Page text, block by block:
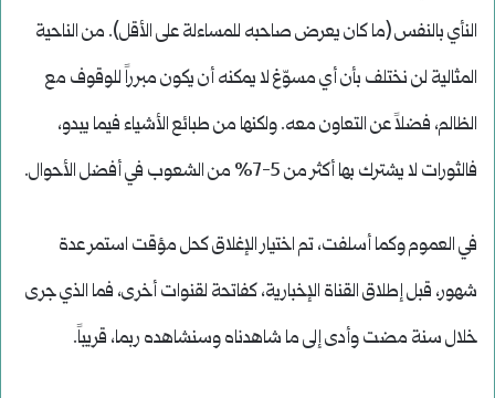
النأي بالنفس (ما كان يعرض صاحبه للمساءلة على الأقل). من الناحية
المثالية لن نختلف بأن أي مسوّغ لا يمكنه أن يكون مبرراً للوقوف مع
الظالم، فضلاً عن التعاون معه. ولكنها من طبائع الأشياء فيما يبدو،
فالثورات لا يشترك بها أكثر من 5-7% من الشعوب في أفضل الأحوال.
في العموم وكما أسلفت، تم اختيار الإغلاق كحل مؤقت استمر عدة
شهور، قبل إطلاق القناة الإخبارية، كفاتحة لقنوات أخرى، فما الذي جرى
خلال سنة مضت وأدى إلى ما شاهدناه وسنشاهده ربما، قريباً.